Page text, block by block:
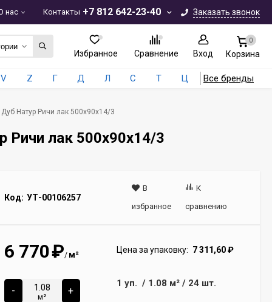
+7 812 642-23-40 Заказать звонок
нас Контакты
Избранное Сравнение Вход
0
Корзина
V Z Г Д Л С Т Ц Все бренды
Натур Ричи лак 500х90х14/3
Ричи лак 500х90х14/3
Код: УТ-00106257
В
избранное
К
сравнению
6 770₽/ м²
-
м²
+
Цена за упаковку: 7 311,60₽
1 уп. / 1.08 м²/ 24 шт.